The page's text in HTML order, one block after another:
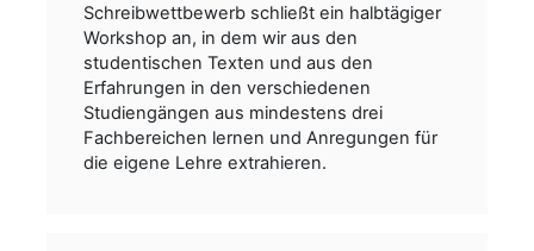
Schreibwettbewerb schließt ein halbtägiger
Workshop an, in dem wir aus den
studentischen Texten und aus den
Erfahrungen in den verschiedenen
Studiengängen aus mindestens drei
Fachbereichen lernen und Anregungen für
die eigene Lehre extrahieren.